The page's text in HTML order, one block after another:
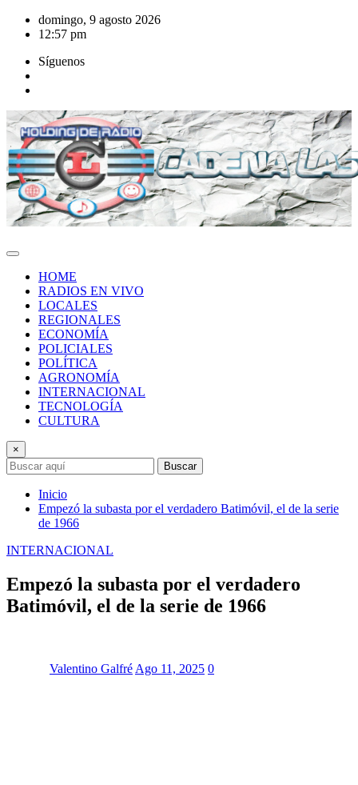
Saltar
domingo, 9 agosto 2026
12:57 pm
Síguenos
HOME
RADIOS EN VIVO
LOCALES
REGIONALES
ECONOMÍA
POLICIALES
POLÍTICA
AGRONOMÍA
INTERNACIONAL
TECNOLOGÍA
CULTURA
×
Buscar
Inicio
Empezó la subasta por el verdadero Batimóvil, el de la serie
de 1966
INTERNACIONAL
Empezó la subasta por el verdadero
Batimóvil, el de la serie de 1966
Valentino Galfré Ago 11, 2025 0